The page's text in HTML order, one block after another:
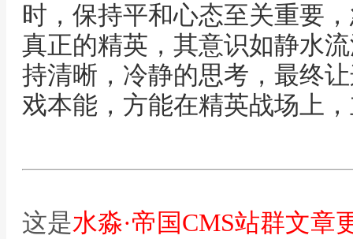
时，保持平和心态至关重要
真正的精英，其意识如静水
持清晰，冷静的思考，最终
戏本能，方能在精英战场上
这是水淼·帝国CMS站群文章